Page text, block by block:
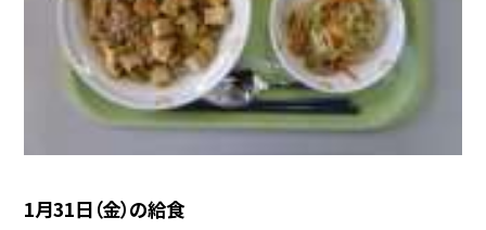
1月31日（金）の給食